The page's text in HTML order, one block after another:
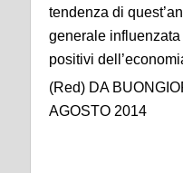
tendenza di
generale
positivi
(Red) DA
AGOSTO 2014